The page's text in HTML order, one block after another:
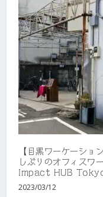
【目黒ワーケーシ
しぶりのオフィス
Impact HUB
2023/03/12